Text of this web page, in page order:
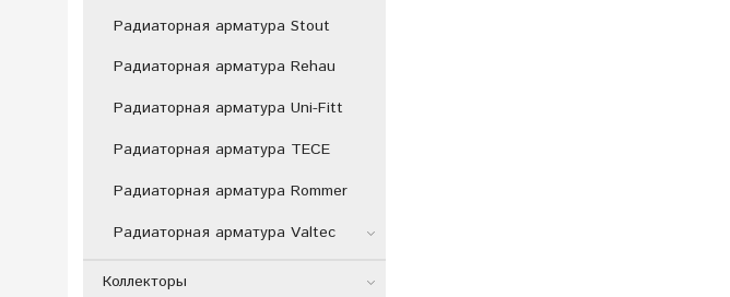
Радиаторная арматура Stout
Радиаторная арматура Rehau
Радиаторная арматура Uni-Fitt
Радиаторная арматура TECE
Радиаторная арматура Rommer
Радиаторная арматура Valtec
Коллекторы